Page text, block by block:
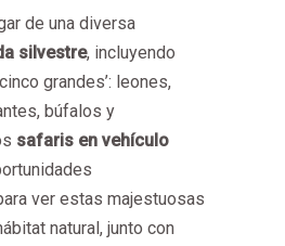
de una diversa
silvestre, incluyendo
grandes’: leones,
búfalos y
safaris en vehículo
ver estas majestuosas
natural, junto con